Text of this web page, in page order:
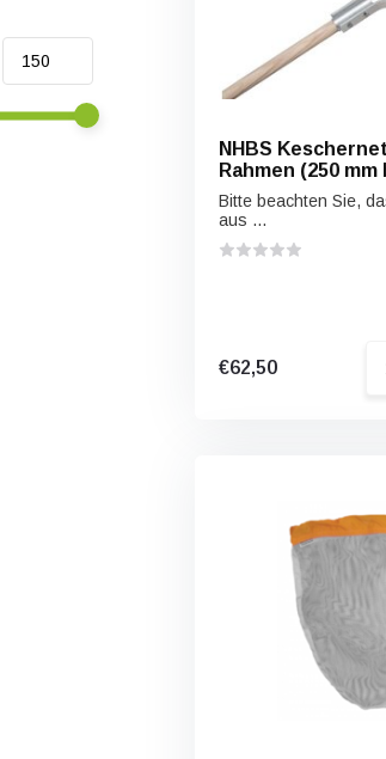
NHBS
Rahmen (250
Bitte beachten Sie,
aus ...
€62,50